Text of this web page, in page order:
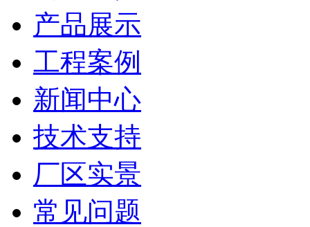
产品展示
工程案例
新闻中心
技术支持
厂区实景
常见问题